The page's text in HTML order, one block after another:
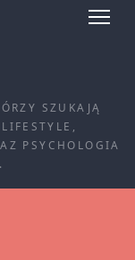
SZUKAJĄ
PSYCHOLOGIA